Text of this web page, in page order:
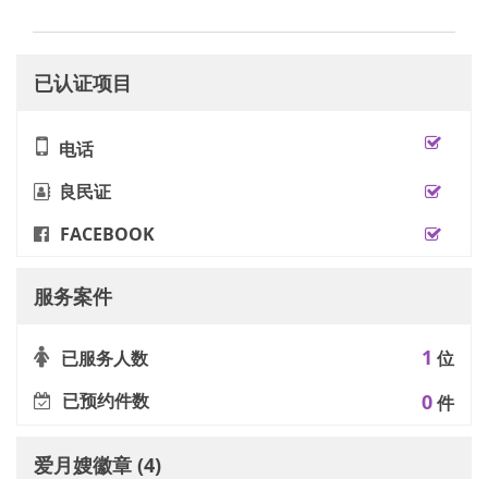
已认证项目
电话
良民证
FACEBOOK
服务案件
已服务人数 1 位
已预约件数
0件
爱月嫂徽章 (4)